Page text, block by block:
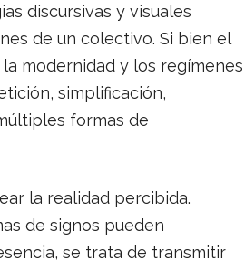
discursivas y visuales
de un colectivo. Si bien el
modernidad y los regímenes
simplificación,
formas de
la realidad percibida.
de signos pueden
se trata de transmitir